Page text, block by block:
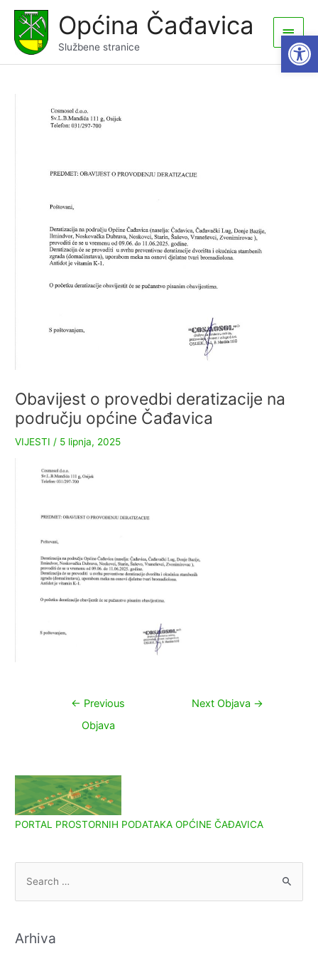
content
Općina Čađavica
Službene stranice
Main
Menu
Obavijest o provedbi deratizacije na
području općine Čađavica
VIJESTI / 5 lipnja, 2025
Navigacija
← Previous
Objava
Next Objava →
PORTAL PROSTORNIH PODATAKA OPĆINE ČAĐAVICA
Arhiva